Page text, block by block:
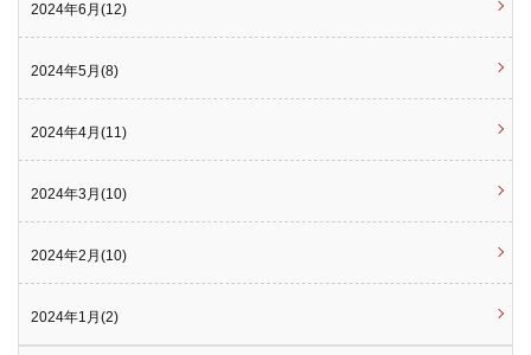
2024年6月(12)
2024年5月(8)
2024年4月(11)
2024年3月(10)
2024年2月(10)
2024年1月(2)